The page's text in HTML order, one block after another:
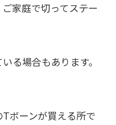
家庭で切ってステー
る場合もあります。
ボーンが買える所で